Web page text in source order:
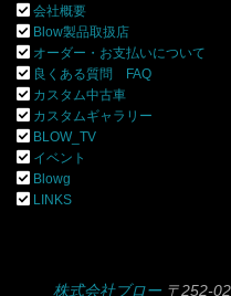
会社概要
Blow製品取扱店
オーダー・お支払いについて
良くある質問 FAQ
カスタム中古車
カスタムギャラリー
BLOW_TV
イベント
Blowg
LINKS
株式会社ブロー 〒252-